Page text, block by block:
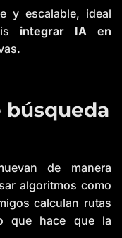
y escalable, ideal
integrar IA en
búsqueda
de manera
algoritmos como
calculan rutas
que hace que la